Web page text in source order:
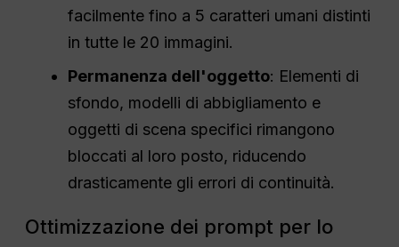
facilmente fino a 5 caratteri umani distinti
in tutte le 20 immagini.
Permanenza dell'oggetto: Elementi di
sfondo, modelli di abbigliamento e
oggetti di scena specifici rimangono
bloccati al loro posto, riducendo
drasticamente gli errori di continuità.
Ottimizzazione dei prompt per lo